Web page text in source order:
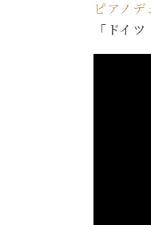
ピアノ
「ドイ